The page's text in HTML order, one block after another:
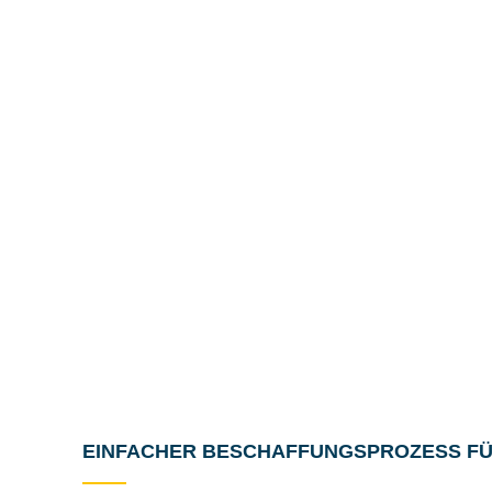
EINFACHER BESCHAFFUNGSPROZESS